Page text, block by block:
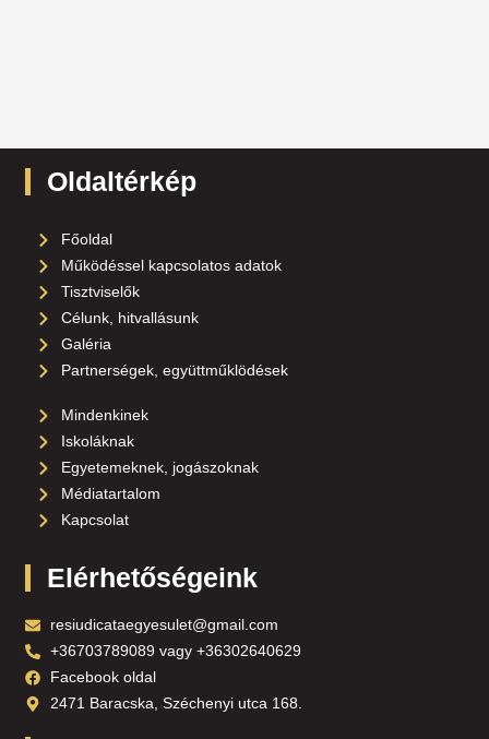
Oldaltérkép
Főoldal
Működéssel kapcsolatos adatok
Tisztviselők
Célunk, hitvallásunk
Galéria
Partnerségek, együttműklödések
Mindenkinek
Iskoláknak
Egyetemeknek, jogászoknak
Médiatartalom
Kapcsolat
Elérhetőségeink
resiudicataegyesulet@gmail.com
+36703789089 vagy +36302640629
Facebook oldal
2471 Baracska, Széchenyi utca 168.